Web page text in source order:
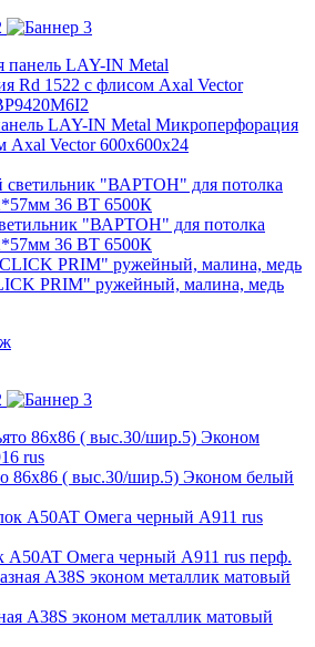
LAY-IN Metal Микроперфорация
Axal Vector 600x600x24
"ВАРТОН" для потолка
36 ВТ 6500К
PRIM" ружейный, малина, медь
86х86 ( выс.30/шир.5) Эконом белый
A50AT Омега черный А911 rus перф.
A38S эконом металлик матовый